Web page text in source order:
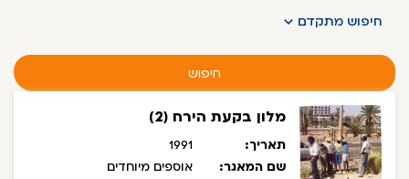
חיפוש מתקדם
חיפוש
מלון בקעת הירח (2)
תאריך:
1991
שם המאגר:
אוספים מיוחדים